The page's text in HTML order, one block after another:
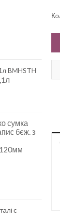
сумка
бєж. з